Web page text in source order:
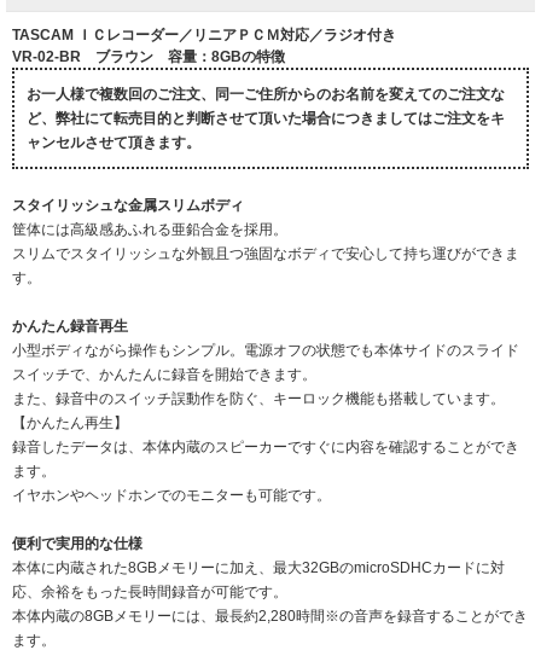
TASCAM ＩＣレコーダー／リニアＰＣＭ対応／ラジオ付き
VR-02-BR ブラウン 容量：8GBの特徴
お一人様で複数回のご注文、同一ご住所からのお名前を変えてのご注文な
ど、弊社にて転売目的と判断させて頂いた場合につきましてはご注文をキ
ャンセルさせて頂きます。
スタイリッシュな金属スリムボディ
筐体には高級感あふれる亜鉛合金を採用。
スリムでスタイリッシュな外観且つ強固なボディで安心して持ち運びができま
す。
かんたん録音再生
小型ボディながら操作もシンプル。電源オフの状態でも本体サイドのスライド
スイッチで、かんたんに録音を開始できます。
また、録音中のスイッチ誤動作を防ぐ、キーロック機能も搭載しています。
【かんたん再生】
録音したデータは、本体内蔵のスピーカーですぐに内容を確認することができ
ます。
イヤホンやヘッドホンでのモニターも可能です。
便利で実用的な仕様
本体に内蔵された8GBメモリーに加え、最大32GBのmicroSDHCカードに対
応、余裕をもった長時間録音が可能です。
本体内蔵の8GBメモリーには、最長約2,280時間※の音声を録音することができ
ます。